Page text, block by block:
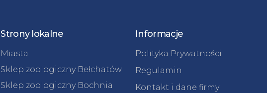
Strony lokalne
Miasta
Sklep zoologiczny Bełchatów
Sklep zoologiczny Bochnia
Informacje
Polityka Prywatności
Regulamin
Kontakt i dane firmy